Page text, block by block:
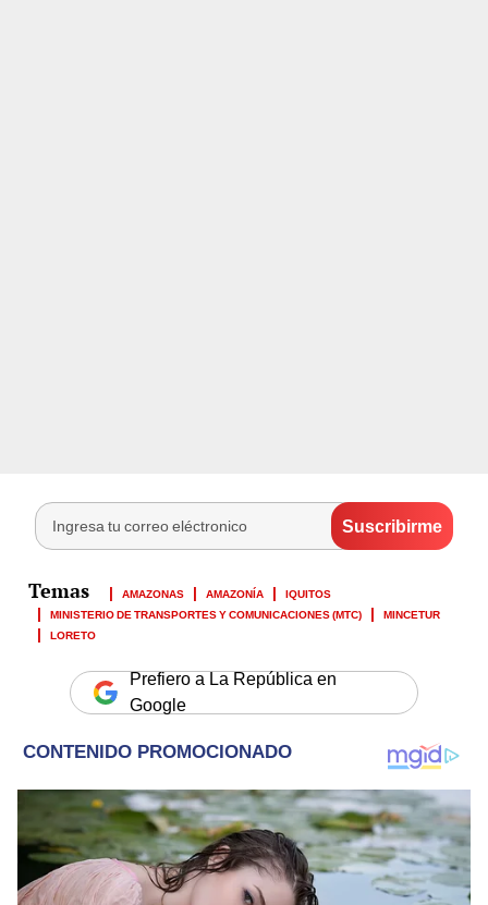
AMAZONAS AMAZONÍA
IQUITOS
MINISTERIO DE TRANSPORTES Y COMUNICACIONES (MTC)
MINCETUR
LORETO
Prefiero a La República en
Google